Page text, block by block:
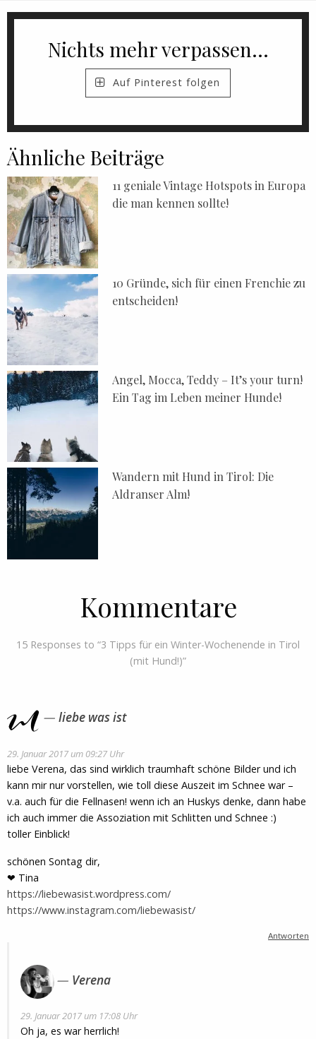
Nichts mehr verpassen...
Auf Pinterest folgen
Ähnliche Beiträge
11 geniale Vintage Hotspots in Europa
die man kennen sollte!
10 Gründe, sich für einen Frenchie zu
entscheiden!
Angel, Mocca, Teddy – It’s your turn!
Ein Tag im Leben meiner Hunde!
Wandern mit Hund in Tirol: Die
Aldranser Alm!
Kommentare
15 Responses to “3 Tipps für ein Winter-Wochenende in Tirol
(mit Hund!)”
liebe was ist
29. Januar 2017 um 09:27 Uhr
liebe Verena, das sind wirklich traumhaft schöne Bilder und ich
kann mir nur vorstellen, wie toll diese Auszeit im Schnee war –
v.a. auch für die Fellnasen! wenn ich an Huskys denke, dann habe
ich auch immer die Assoziation mit Schlitten und Schnee :)
toller Einblick!
schönen Sontag dir,
❤ Tina
https://liebewasist.wordpress.com/
https://www.instagram.com/liebewasist/
Antworten
Verena
29. Januar 2017 um 17:08 Uhr
Oh ja, es war herrlich!